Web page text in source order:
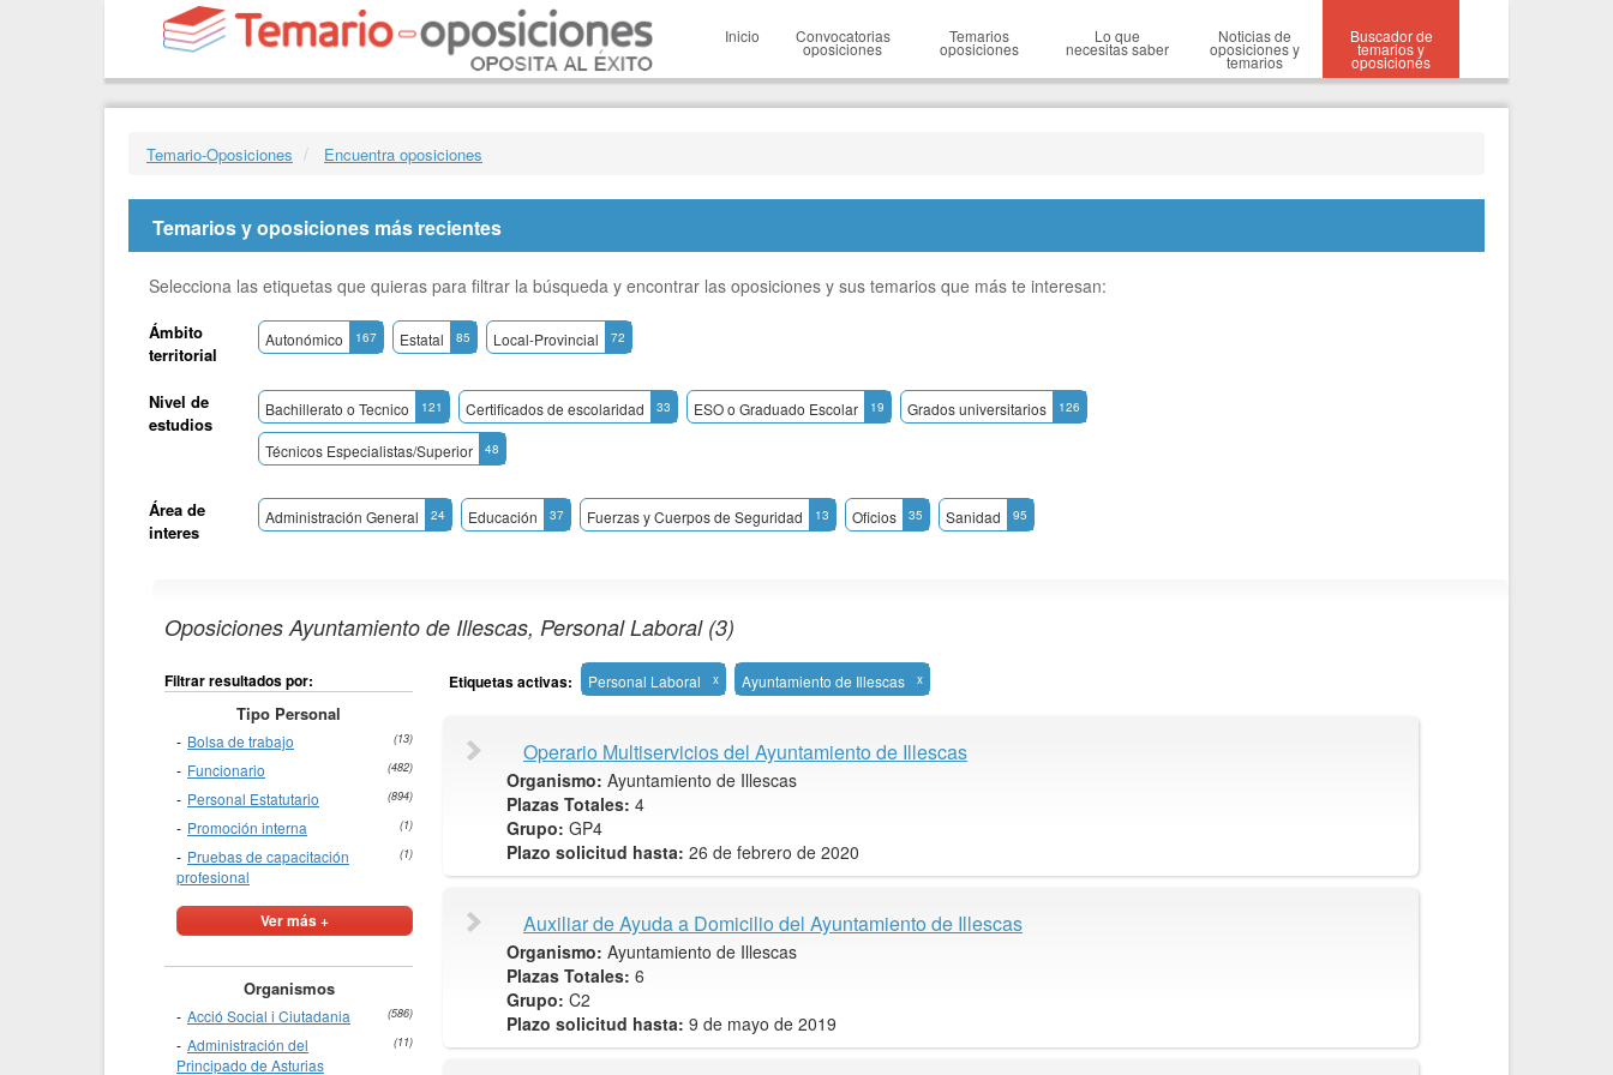
Inicio Convocatorias
oposiciones
Temarios
oposiciones
Lo que
necesitas saber
Noticias de
oposiciones y
temarios
Buscador de
temarios y
oposiciones
Temario-Oposiciones Encuentra oposiciones
Temarios y oposiciones más recientes
Selecciona las etiquetas que quieras para filtrar la búsqueda y encontrar las oposiciones y sus temarios que más te interesan:
Ámbito
territorial
Autonómico 167 Estatal 85 Local-Provincial 72
Nivel de
estudios
Bachillerato o Tecnico 121 Certificados de escolaridad 33 ESO o Graduado Escolar 19 Grados universitarios 126
Técnicos Especialistas/Superior 48
Área de
interes
Administración General 24 Educación 37 Fuerzas y Cuerpos de Seguridad 13 Oficios 35 Sanidad 95
Oposiciones Ayuntamiento de Illescas, Personal Laboral (3)
Filtrar resultados por:
Tipo Personal
Bolsa de trabajo (13)
Funcionario (482)
Personal Estatutario (894)
Promoción interna (1)
Pruebas de capacitación
profesional
(1)
Ver más +
Organismos
Acció Social i Ciutadania (586)
Administración del
Principado de Asturias
(11)
Etiquetas activas: Personal Laboral x Ayuntamiento de Illescas x
Operario Multiservicios del Ayuntamiento de Illescas
Organismo: Ayuntamiento de Illescas
Plazas Totales: 4
Grupo: GP4
Plazo solicitud hasta: 26 de febrero de 2020
Auxiliar de Ayuda a Domicilio del Ayuntamiento de Illescas
Organismo: Ayuntamiento de Illescas
Plazas Totales: 6
Grupo: C2
Plazo solicitud hasta: 9 de mayo de 2019